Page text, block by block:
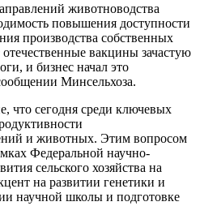
животноводства
повышения доступности
производства собственных
вакцины зачастую
и бизнес начал это
Минсельхоза.
что сегодня среди ключевых
и животных. Этим вопросом
Федеральной научно-
сельского хозяйства на
на развитии генетики и
научной школы и подготовке